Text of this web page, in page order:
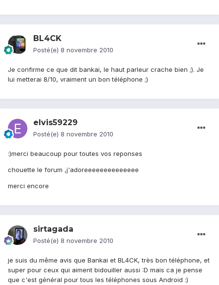
BL4CK
Posté(e) 8 novembre 2010
Je confirme ce que dit bankai, le haut parleur crache bien ;). Je
lui metterai 8/10, vraiment un bon téléphone ;)
elvis59229
Posté(e) 8 novembre 2010
:)merci beaucoup pour toutes vos reponses
chouette le forum ,j'adoreeeeeeeeeeeeee
merci encore
sirtagada
Posté(e) 8 novembre 2010
je suis du même avis que Bankai et BL4CK, très bon téléphone, et
super pour ceux qui aiment bidouiller aussi :D mais ca je pense
que c'est général pour tous les téléphones sous Android :)